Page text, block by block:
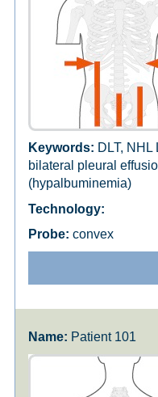
DLT, NHL
bilateral pleural
(hypalbuminemia)
convex
Patient 101